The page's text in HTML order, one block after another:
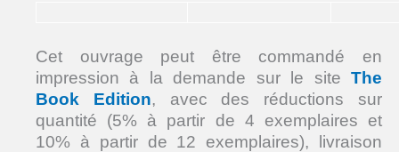
Cet ouvrage peut être commandé en
impression à la demande sur le site The
Book Edition, avec des réductions sur
quantité (5% à partir de 4 exemplaires et
10% à partir de 12 exemplaires), livraison